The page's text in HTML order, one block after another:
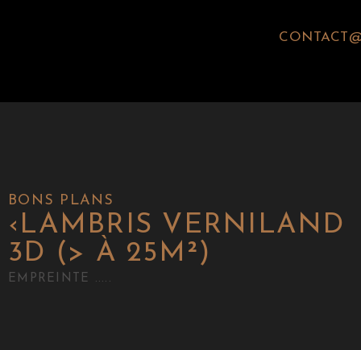
BONS PLANS
‹ LAMBRIS VERNILAND
3D (> À 25M²)
EMPREINTE .....